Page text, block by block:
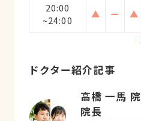
20:00
~24:00
▲ ー ▲
ドクター紹介記事
高橋 一馬
院長